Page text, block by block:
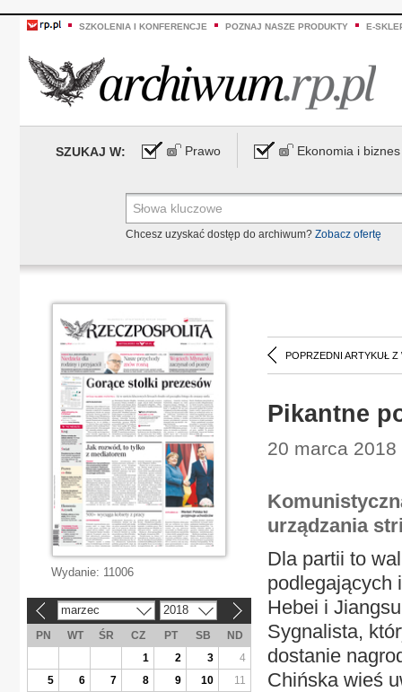
SZKOLENIA I KONFERENCJE POZNAJ NASZE PRODUKTY E-
SZUKAJ W: Prawo Ekonomia i biznes
Chcesz uzyskać dostęp do archiwum? Zobacz ofertę
POPRZEDNI ARTYKUŁ Z
Pikantne
20 marca
urządzania
Dla partii to
podlegających
Hebei i
Sygnalista,
dostanie
Chińska wieś
Wydanie: 11006
marzec 2018
PN WT ŚR CZ PT SB
ND
1
2 3
4
5
6 7 8 9 10
11